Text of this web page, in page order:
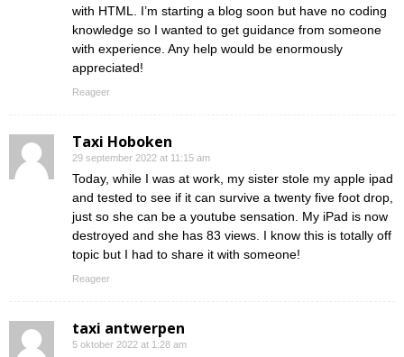
with HTML. I’m starting a blog soon but have no coding
knowledge so I wanted to get guidance from someone
with experience. Any help would be enormously
appreciated!
Reageer
Taxi Hoboken
29 september 2022 at 11:15 am
Today, while I was at work, my sister stole my apple ipad
and tested to see if it can survive a twenty five foot drop,
just so she can be a youtube sensation. My iPad is now
destroyed and she has 83 views. I know this is totally off
topic but I had to share it with someone!
Reageer
taxi antwerpen
5 oktober 2022 at 1:28 am